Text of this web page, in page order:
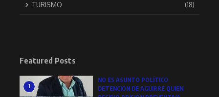
TURISMO (18)
Featured Posts
1
NO ES ASUNTO POLÍTICO
DETENCIÓN DE AGUIRRE QUIEN